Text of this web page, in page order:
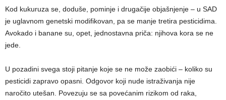
Kod kukuruza se, doduše, pominje i drugačije objašnjenje – u SAD
je uglavnom genetski modifikovan, pa se manje tretira pesticidima.
Avokado i banane su, opet, jednostavna priča: njihova kora se ne
jede.
U pozadini svega stoji pitanje koje se ne može zaobići – koliko su
pesticidi zapravo opasni. Odgovor koji nude istraživanja nije
naročito utešan. Povezuju se sa povećanim rizikom od raka,